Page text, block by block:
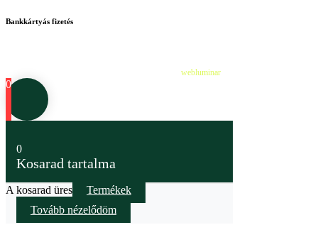
Bankkártyás fizetés
webluminar
0
0
Kosarad tartalma
A kosarad üres
Termékek
Tovább nézelődöm